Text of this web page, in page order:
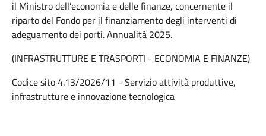
il Ministro dell’economia e delle finanze, concernente il
riparto del Fondo per il finanziamento degli interventi di
adeguamento dei porti. Annualità 2025.
(INFRASTRUTTURE E TRASPORTI - ECONOMIA E FINANZE)
Codice sito 4.13/2026/11 - Servizio attività produttive,
infrastrutture e innovazione tecnologica